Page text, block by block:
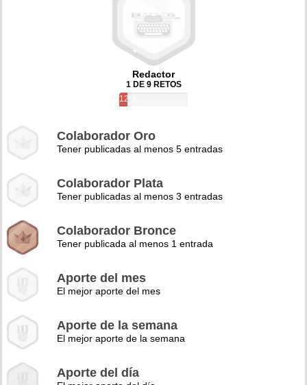
Redactor
1 DE 9 RETOS
12%
Colaborador Oro
Tener publicadas al menos 5 entradas
Colaborador Plata
Tener publicadas al menos 3 entradas
Colaborador Bronce
Tener publicada al menos 1 entrada
Aporte del mes
El mejor aporte del mes
Aporte de la semana
El mejor aporte de la semana
Aporte del día